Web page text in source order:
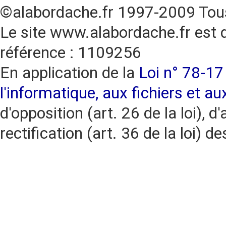
©alabordache.fr 1997-2009
Le site www.alabordache.fr est
référence : 1109256
En application de la Loi n° 78-
l'informatique, aux fichiers et
d'opposition (art. 26 de la loi),
rectification (art. 36 de la loi)